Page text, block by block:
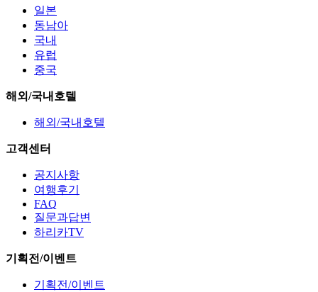
일본
동남아
국내
유럽
중국
해외/국내호텔
해외/국내호텔
고객센터
공지사항
여행후기
FAQ
질문과답변
하리카TV
기획전/이벤트
기획전/이벤트